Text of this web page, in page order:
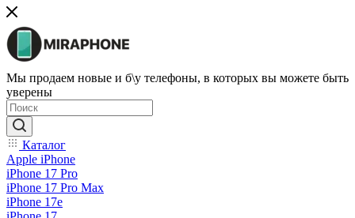
Мы продаем новые и б\у телефоны, в которых вы можете быть
уверены
Каталог
Apple iPhone
iPhone 17 Pro
iPhone 17 Pro Max
iPhone 17e